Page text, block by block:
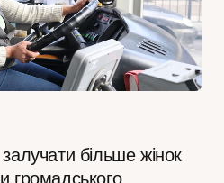
більше жінок
громадського